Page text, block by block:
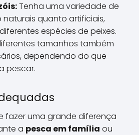
Tenha uma variedade de
naturais quanto artificiais,
espécies de peixes.
tamanhos também
dependendo do que
pescar.
fazer uma grande diferença
a pesca em família ou